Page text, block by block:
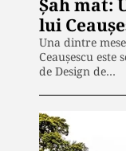
Șah mat:
lui
Una dintre
Ceaușescu
de Design de…